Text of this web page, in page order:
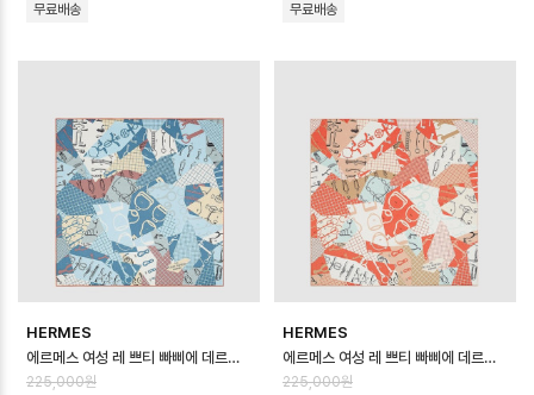
무료배송 무료배송
HERMES
에르메스 여성 레 쁘티 빠삐에 데르메스 스카프 - Hermes Womens Les Peti…
225,000원
HERMES
에르메스 여성 레 쁘티 빠삐에 데르메스 스카프 - Hermes Womens Les Peti…
225,000원